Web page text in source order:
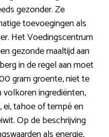
gezonder. Ze
toevoegingen als
Het Voedingscentrum
gezonde maaltijd aan
in de regel aan moet
gram groente, niet te
ingrediënten,
ei, tahoe of tempé en
Op de beschrijving